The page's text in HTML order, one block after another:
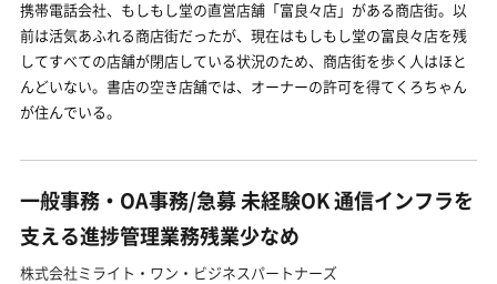
携帯電話会社、もしもし堂の直営店舗「富良々店」がある商店街。以
前は活気あふれる商店街だったが、現在はもしもし堂の富良々店を残
してすべての店舗が閉店している状況のため、商店街を歩く人はほと
んどいない。書店の空き店舗では、オーナーの許可を得てくろちゃん
が住んでいる。
一般事務・OA事務/急募 未経験OK 通信インフラを
支える進捗管理業務残業少なめ
株式会社ミライト・ワン・ビジネスパートナーズ